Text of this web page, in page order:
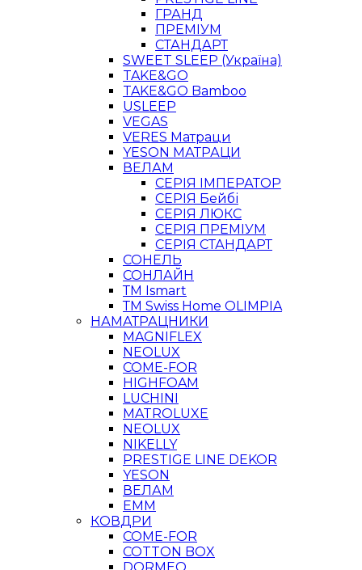
ГРАНД
ПРЕМІУМ
СТАНДАРТ
SWEET SLEEP (Україна)
TAKE&GO
TAKE&GO Bamboo
USLEEP
VEGAS
VERES Матраци
YESON МАТРАЦИ
ВЕЛАМ
СЕРІЯ ІМПЕРАТОР
СЕРІЯ Бейбі
СЕРІЯ ЛЮКС
СЕРІЯ ПРЕМІУМ
СЕРІЯ СТАНДАРТ
СОНЕЛЬ
СОНЛАЙН
ТМ Ismart
ТМ Swiss Home OLIMPIA
НАМАТРАЦНИКИ
MAGNIFLEX
NEOLUX
COME-FOR
HIGHFOAM
LUCHINI
MATROLUXE
NEOLUX
NIKELLY
PRESTIGE LINE DEKOR
YESON
ВЕЛАМ
ЕММ
КОВДРИ
COME-FOR
COTTON BOX